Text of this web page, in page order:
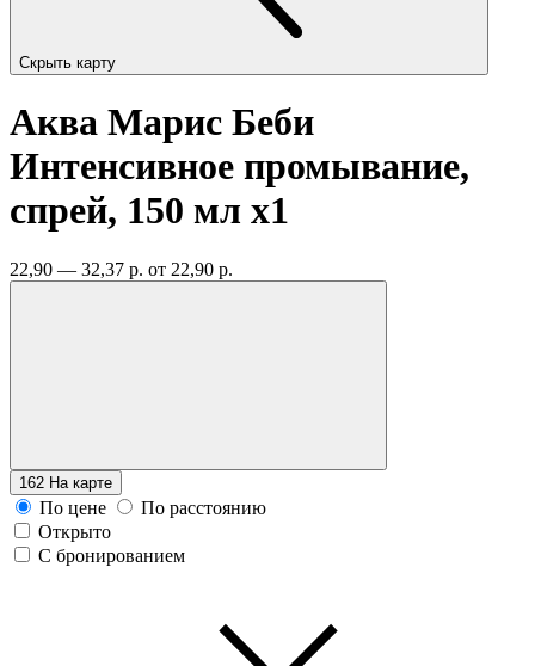
Скрыть карту
Аква Марис Беби
Интенсивное промывание,
спрей, 150 мл x1
22,90 — 32,37 р. от 22,90 р.
162 На карте
По цене
По расстоянию
Открыто
С бронированием